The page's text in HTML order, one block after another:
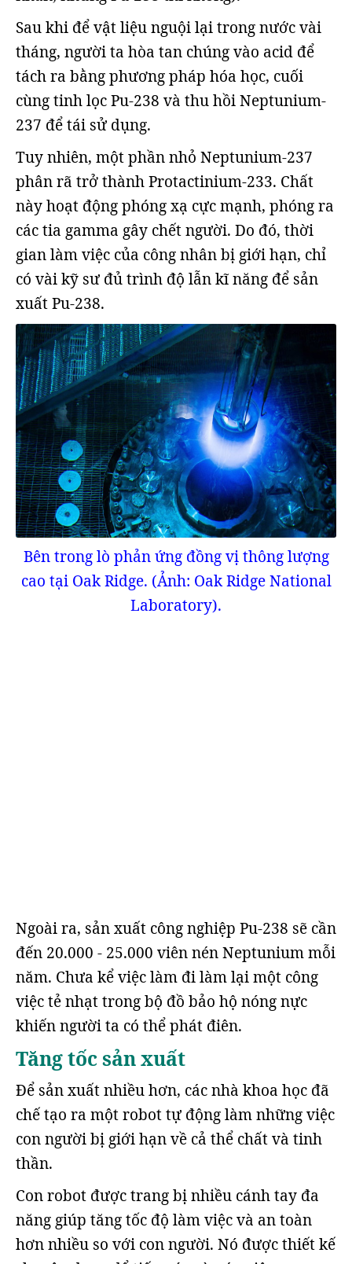
Sau khi để vật liệu nguội lại trong nước vài
tháng, người ta hòa tan chúng vào acid để
tách ra bằng phương pháp hóa học, cuối
cùng tinh lọc Pu-238 và thu hồi Neptunium-
237 để tái sử dụng.
Tuy nhiên, một phần nhỏ Neptunium-237
phân rã trở thành Protactinium-233. Chất
này hoạt động phóng xạ cực mạnh, phóng ra
các tia gamma gây chết người. Do đó, thời
gian làm việc của công nhân bị giới hạn, chỉ
có vài kỹ sư đủ trình độ lẫn kĩ năng để sản
xuất Pu-238.
Bên trong lò phản ứng đồng vị thông lượng
cao tại Oak Ridge. (Ảnh: Oak Ridge National
Laboratory).
Ngoài ra, sản xuất công nghiệp Pu-238 sẽ cần
đến 20.000 - 25.000 viên nén Neptunium mỗi
năm. Chưa kể việc làm đi làm lại một công
việc tẻ nhạt trong bộ đồ bảo hộ nóng nực
khiến người ta có thể phát điên.
Tăng tốc sản xuất
Để sản xuất nhiều hơn, các nhà khoa học đã
chế tạo ra một robot tự động làm những việc
con người bị giới hạn về cả thể chất và tinh
thần.
Con robot được trang bị nhiều cánh tay đa
năng giúp tăng tốc độ làm việc và an toàn
hơn nhiều so với con người. Nó được thiết kế